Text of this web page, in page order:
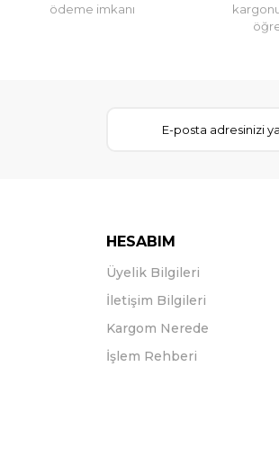
ödeme imkanı
HESABIM
Üyelik Bilgileri
İletişim Bilgileri
Kargom Nerede
İşlem Rehberi